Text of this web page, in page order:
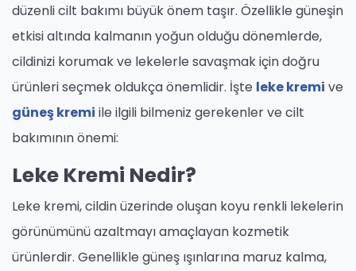
düzenli cilt bakımı büyük önem taşır. Özellikle güneşin
etkisi altında kalmanın yoğun olduğu dönemlerde,
cildinizi korumak ve lekelerle savaşmak için doğru
ürünleri seçmek oldukça önemlidir. İşte leke kremi ve
güneş kremi ile ilgili bilmeniz gerekenler ve cilt
bakımının önemi:
Leke Kremi Nedir?
Leke kremi, cildin üzerinde oluşan koyu renkli lekelerin
görünümünü azaltmayı amaçlayan kozmetik
ürünlerdir. Genellikle güneş ışınlarına maruz kalma,